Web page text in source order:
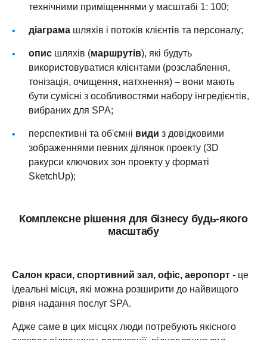
технічними приміщеннями у масштабі 1: 100;
діаграма шляхів і потоків клієнтів та персоналу;
опис шляхів (маршрутів), які будуть
використовуватися клієнтами (розслаблення,
тонізація, очищення, натхнення) – вони мають
бути сумісні з особливостями набору інгредієнтів,
вибраних для SPA;
перспективні та об'ємні види з довідковими
зображеннями певних ділянок проекту (3D
ракурси ключових зон проекту у форматі
SketchUp);
Комплексне рішення для бізнесу будь-якого
масштабу
Салон краси, спортивний зал, офіс, аеропорт - це
ідеальні місця, які можна розширити до найвищого
рівня надання послуг SPA.
Адже саме в цих місцях люди потребують якісного